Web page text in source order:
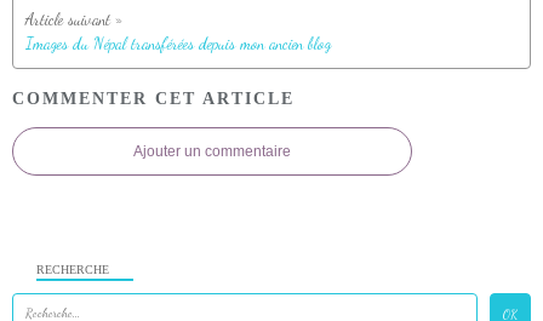
Images du Népal transférées depuis mon ancien blog
COMMENTER CET ARTICLE
Ajouter un commentaire
RECHERCHE